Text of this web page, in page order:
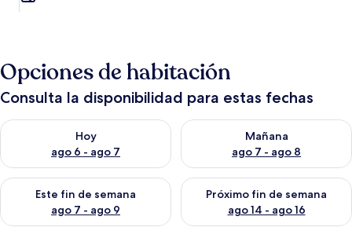
Opciones de habitación
Consulta la disponibilidad para estas fechas
Hoy
ago 6 - ago 7
Consulta la disponibilidad para hoy ago 6 - ago 7
Mañana
ago 7 - ago 8
Consulta la disponibilidad
Este fin de semana
ago 7 - ago 9
Consulta la disponibilidad para este fin de semana ago 7 -
Próximo fin de semana
ago 14 - ago 16
Consulta la disponibilidad